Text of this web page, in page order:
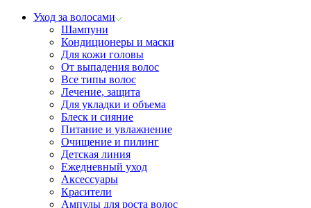
Уход за волосами
Шампуни
Кондиционеры и маски
Для кожи головы
От выпадения волос
Все типы волос
Лечение, защита
Для укладки и объема
Блеск и сияние
Питание и увлажнение
Очищение и пилинг
Детская линия
Ежедневный уход
Аксессуары
Красители
Ампулы для роста волос